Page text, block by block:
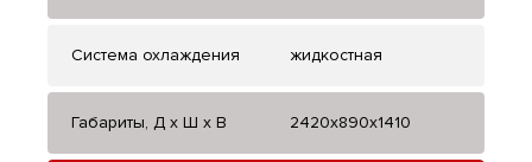
Система охлаждения жидкостная
Габариты, Д x Ш x В 2420x890x1410